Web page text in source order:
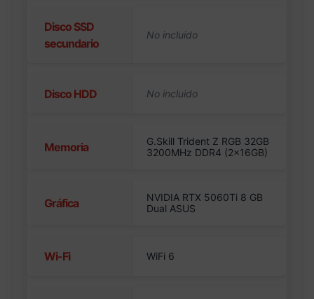
Disco SSD
secundario
Disco HDD
Memoria
G.Skill Trident Z RGB 32GB
3200MHz DDR4 (2x16GB)
Gráfica
NVIDIA RTX 5060Ti 8 GB
Dual ASUS
Wi-Fi WiFi 6